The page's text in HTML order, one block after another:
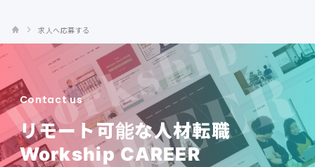
求人へ応募する
Contact us
リモート可能な人材転職
Workship CAREER